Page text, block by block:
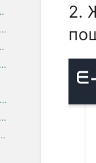
енгізіңіз
12. «Лоттың суреттері» өрісінде өрістің ортасындағы крестті басу арқылы фотосуретті жүктеңіз:
таңдаңыз:
14.Экранның төменгі жағындағы Құру түймесін басыңыз:
16. Жарнаманы жасағаннан кейін Модерация түймесін басу арқылы модерацияға жіберу керек:
17. Терезенің жоғарғы жағында модерация сұрауы жіберілді, күте тұрыңыз:
түймесін басу арқылы көруге болады:
2.